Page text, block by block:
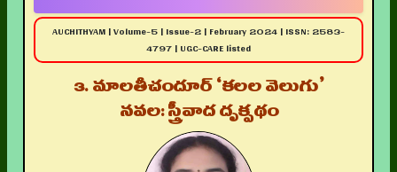
AUCHITHYAM | Volume-5 | Issue-2 | February 2024 | ISSN: 2583-
4797 | UGC-CARE listed
3. మాలతీచందూర్ ‘కలల వెలుగు’
నవల: స్త్రీవాద దృక్పథం